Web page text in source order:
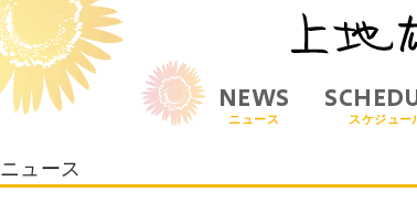
ニュース
NEWS
スケジュー
ニュース